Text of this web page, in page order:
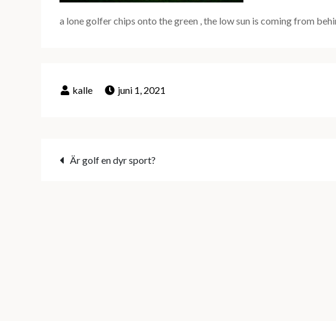
a lone golfer chips onto the green , the low sun is coming from
juni 1, 2021
Inläggsnavigering
Är golf en dyr sport?